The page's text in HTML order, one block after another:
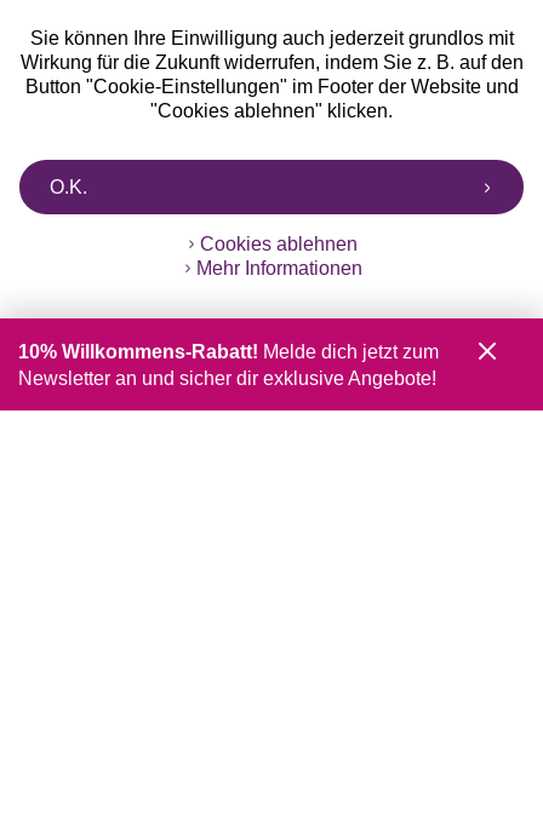
Sie können Ihre Einwilligung auch jederzeit grundlos mit
Wirkung für die Zukunft widerrufen, indem Sie z. B. auf den
Button "Cookie-Einstellungen" im Footer der Website und
"Cookies ablehnen" klicken.
O.K.
Cookies ablehnen
Mehr Informationen
10% Willkommens-Rabatt! Melde dich jetzt zum
Newsletter an und sicher dir exklusive Angebote!